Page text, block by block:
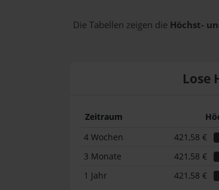
Die Tabellen zeigen die Höchst-
Lose
Zeitraum
4 Wochen
421,58 €
3 Monate 421,58 €
1 Jahr 421,58 €